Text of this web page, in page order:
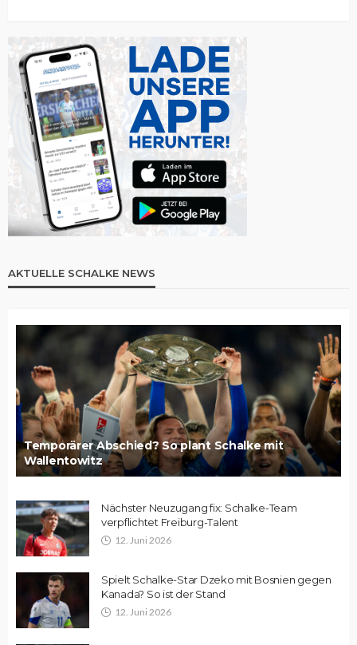
AKTUELLE SCHALKE NEWS
Temporärer Abschied? So plant Schalke mit
Wallentowitz
Nächster Neuzugang fix: Schalke-Team
verpflichtet Freiburg-Talent
12. Juni 2026
Spielt Schalke-Star Dzeko mit Bosnien gegen
Kanada? So ist der Stand
12. Juni 2026